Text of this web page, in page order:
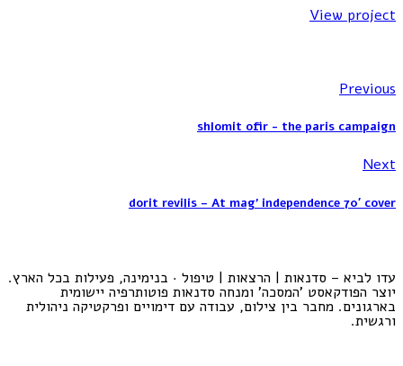
View project
Previous
shlomit ofir - the paris campaign
Next
dorit revilis – At mag’ independence 70′ cover
עדו לביא – סדנאות | הרצאות | טיפול · בנימינה, פעילות בכל הארץ.
יוצר הפודקאסט 'המסכה' ומנחה סדנאות פוטותרפיה יישומית
בארגונים. מחבר בין צילום, עבודה עם דימויים ופרקטיקה ניהולית
ורגשית.